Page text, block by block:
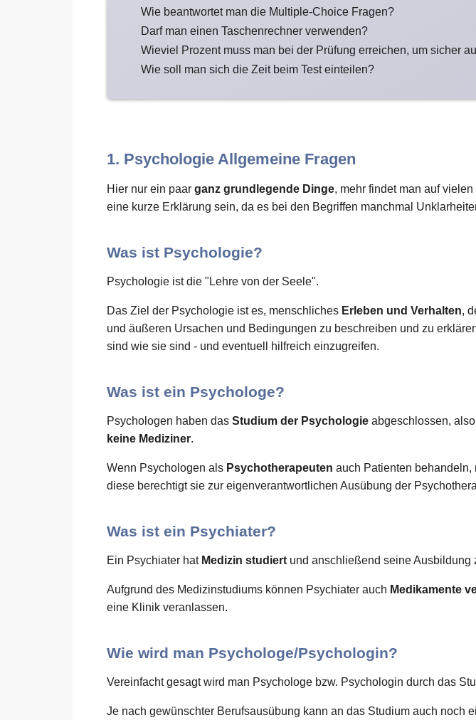
Wie beantwortet man die Multiple-Choice Fragen?
Darf man einen Taschenrechner verwenden?
Wieviel Prozent muss man bei der Prüfung erreichen, um sicher
Wie soll man sich die Zeit beim Test einteilen?
1. Psychologie Allgemeine Fragen
Hier nur ein paar ganz grundlegende Dinge, mehr findet man auf
eine kurze Erklärung sein, da es bei den Begriffen manchmal
Was ist Psychologie?
Psychologie ist die "Lehre von der Seele".
Das Ziel der Psychologie ist es, menschliches Erleben und Verhalten,
und äußeren Ursachen und Bedingungen zu beschreiben und zu
sind wie sie sind - und eventuell hilfreich einzugreifen.
Was ist ein Psychologe?
Psychologen haben das Studium der Psychologie abgeschlossen,
keine Mediziner.
Wenn Psychologen als Psychotherapeuten auch Patienten behandeln,
diese berechtigt sie zur eigenverantwortlichen Ausübung der
Was ist ein Psychiater?
Ein Psychiater hat Medizin studiertund anschließend seine Ausbildung
Aufgrund des Medizinstudiums können Psychiater auch Medikamente
eine Klinik veranlassen.
Wie wird man Psychologe/Psychologin?
Vereinfacht gesagt wird man Psychologe bzw. Psychologin durch das
Je nach gewünschter Berufsausübung kann an das Studium auch noch